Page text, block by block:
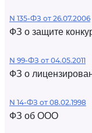
N 135-ФЗ от 26.07.2006
ФЗ о защите
N 99-ФЗ от 04.05.2011
ФЗ о
N 14-ФЗ от 08.02.1998
ФЗ об ООО